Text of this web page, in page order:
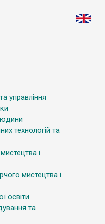
управління
технологій та
і
мистецтва і
освіти
та